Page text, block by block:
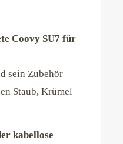
Coovy SU7 für
sein Zubehör
Staub, Krümel
kabellose